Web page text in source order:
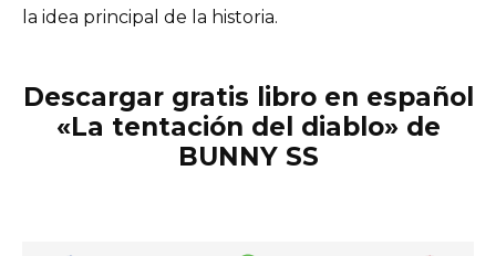
la idea principal de la historia.
Descargar gratis libro en español
«La tentación del diablo» de
BUNNY SS